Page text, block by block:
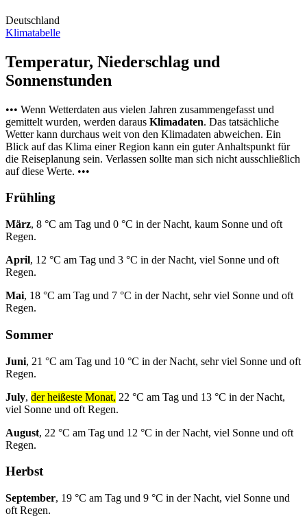
Deutschland
Klimatabelle
Temperatur, Niederschlag und
Sonnenstunden
••• Wenn Wetterdaten aus vielen Jahren zusammengefasst und
gemittelt wurden, werden daraus Klimadaten. Das tatsächliche
Wetter kann durchaus weit von den Klimadaten abweichen. Ein
Blick auf das Klima einer Region kann ein guter Anhaltspunkt für
die Reiseplanung sein. Verlassen sollte man sich nicht ausschließlich
auf diese Werte. •••
Frühling
März, 8 °C am Tag und 0 °C in der Nacht, kaum Sonne und oft
Regen.
April, 12 °C am Tag und 3 °C in der Nacht, viel Sonne und oft
Regen.
Mai, 18 °C am Tag und 7 °C in der Nacht, sehr viel Sonne und oft
Regen.
Sommer
Juni, 21 °C am Tag und 10 °C in der Nacht, sehr viel Sonne und oft
Regen.
July, der heißeste Monat, 22 °C am Tag und 13 °C in der Nacht,
viel Sonne und oft Regen.
August, 22 °C am Tag und 12 °C in der Nacht, viel Sonne und oft
Regen.
Herbst
September, 19 °C am Tag und 9 °C in der Nacht, viel Sonne und
oft Regen.